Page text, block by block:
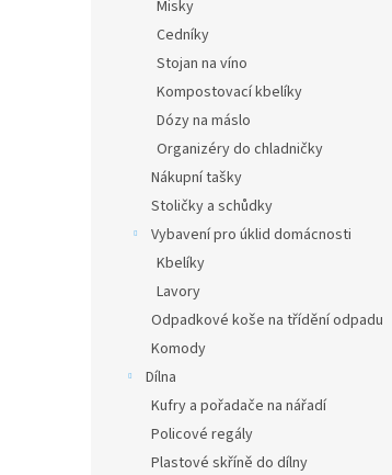
Misky
Cedníky
Stojan na víno
Kompostovací kbelíky
Dózy na máslo
Organizéry do chladničky
Nákupní tašky
Stoličky a schůdky
Vybavení pro úklid domácnosti
Kbelíky
Lavory
Odpadkové koše na třídění odpadu
Komody
Dílna
Kufry a pořadače na nářadí
Policové regály
Plastové skříně do dílny